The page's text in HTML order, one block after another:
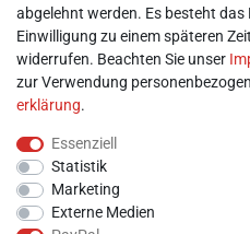
► Registrieren
► Login
► Warenkorb
► Zur Kasse
abgelehnt werden. Es besteht
Einwilligung zu einem späteren
widerrufen. Beachten Sie unser
zur Verwendung
erklärung.
Essenziell
Statistik
Marketing
Externe Medien